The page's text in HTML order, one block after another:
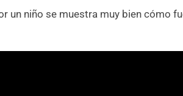
un niño se muestra muy bien cómo